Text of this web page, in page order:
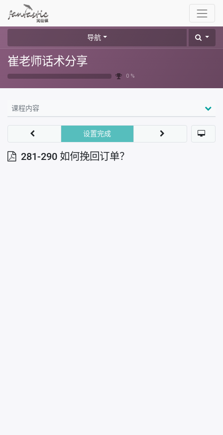
导航
崔老师话术分享
0 %
课程内容
281-290 如何挽回订单？
设置完成